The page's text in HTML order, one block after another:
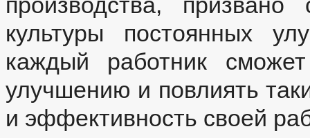
культуры постоянных
каждый работник
улучшению и повлиять
и эффективность своей